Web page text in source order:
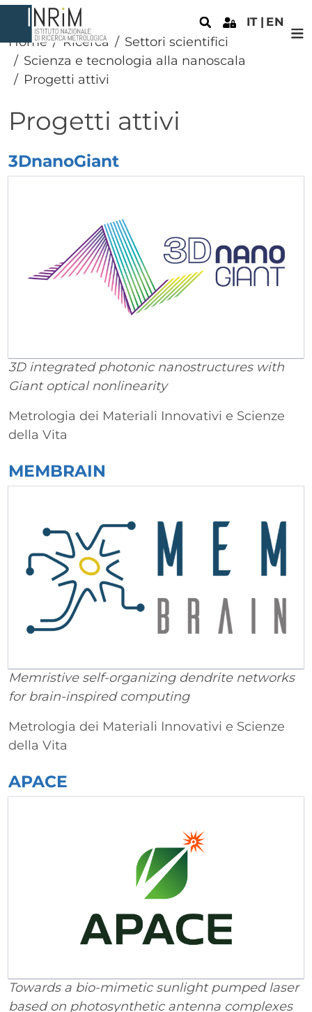
Salta al contenuto principale
IT EN
Home Ricerca
Settori scientifici
Scienza e tecnologia alla nanoscala
Progetti attivi
Progetti attivi
Elenco progetti
3DnanoGiant
3D integrated photonic nanostructures with
Giant optical nonlinearity
Metrologia dei Materiali Innovativi e Scienze
della Vita
MEMBRAIN
Memristive self-organizing dendrite networks
for brain-inspired computing
Metrologia dei Materiali Innovativi e Scienze
della Vita
APACE
Towards a bio-mimetic sunlight pumped laser
based on photosynthetic antenna complexes